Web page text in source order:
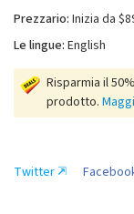
Prezzario: Inizia da
Le lingue: English
Risparmia il
prodotto.
Twitter